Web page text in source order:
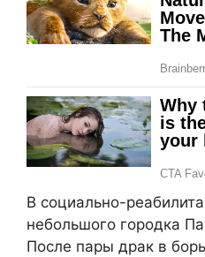
В социально-
небольшого городка
После пары драк в